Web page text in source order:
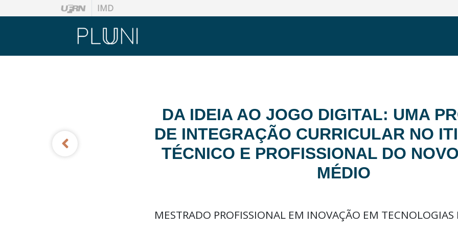
IMD
DA IDEIA AO JOGO DIGITAL: UMA
DE INTEGRAÇÃO CURRICULAR NO
TÉCNICO E PROFISSIONAL DO
MÉDIO
MESTRADO PROFISSIONAL EM INOVAÇÃO EM